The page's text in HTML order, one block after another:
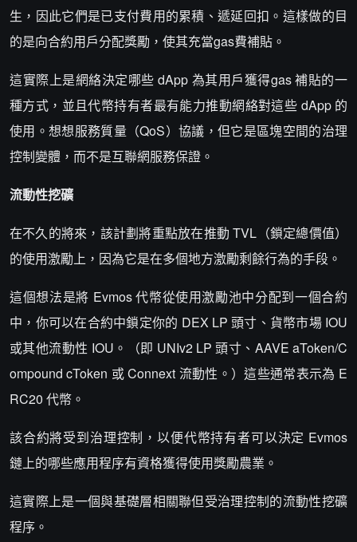
生，因此它們是已支付費用的累積、遞延回扣。這樣做的目
的是向合約用戶分配獎勵，使其充當gas費補貼。
這實際上是網絡決定哪些 dApp 為其用戶獲得gas 補貼的一
種方式，並且代幣持有者最有能力推動網絡對這些 dApp 的
使用。想想服務質量（QoS）協議，但它是區塊空間的治理
控制變體，而不是互聯網服務保證。
流動性挖礦
在不久的將來，該計劃將重點放在推動 TVL（鎖定總價值）
的使用激勵上，因為它是在多個地方激勵剩餘行為的手段。
這個想法是將 Evmos 代幣從使用激勵池中分配到一個合約
中，你可以在合約中鎖定你的 DEX LP 頭寸、貨幣市場 IOU
或其他流動性 IOU。（即 UNIv2 LP 頭寸、AAVE aToken/C
ompound cToken 或 Connext 流動性。）這些通常表示為 E
RC20 代幣。
該合約將受到治理控制，以便代幣持有者可以決定 Evmos
鏈上的哪些應用程序有資格獲得使用獎勵農業。
這實際上是一個與基礎層相關聯但受治理控制的流動性挖礦
程序。